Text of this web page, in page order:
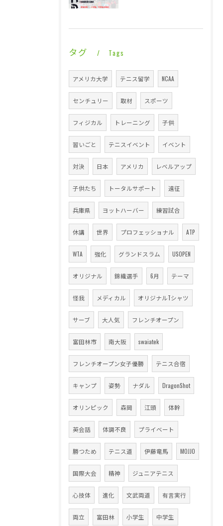
タグ Tags
アメリカ大学 テニス留学 NCAA
センチュリー 取材 スポーツ
フィジカル トレーニング 子供
習いごと テニスイベント イベント
対決 日本 アメリカ レベルアップ
子供たち トータルサポート 遠征
兵庫県 ヨットハーバー 練習試合
休講 世界 プロフェッショナル ATP
WTA 強化 グランドスラム USOPEN
オリジナル 錦織選手 6月 テーマ
怪我 メディカル オリジナルTシャツ
サーブ 大人気 フレンチオープン
富田林市 南大阪 swaiatek
フレンチオープン女子優勝 テニス合宿
キャンプ 姿勢 ナダル DragonShot
オリンピック 森岡 江頭 体幹
英会話 体調不良 プライベート
勝つため テニス道 伊藤竜馬 MOJJO
国際大会 精神 ジュニアテニス
心技体 進化 文武両道 有言実行
両立 富田林 小学生 中学生